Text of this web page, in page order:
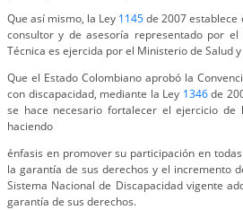
Que así mismo, la Ley 1145de 2007 establece
consultor y de asesoría representado por el
Técnica es ejercida por el Ministerio de Salud
Que el Estado Colombiano aprobó la
con discapacidad, mediante la Ley 1346de
se hace necesario fortalecer el ejercicio de
haciendo
énfasis en promover su participación en
la garantía de sus derechos y el incremento
Sistema Nacional de Discapacidad vigente
garantía de sus derechos.